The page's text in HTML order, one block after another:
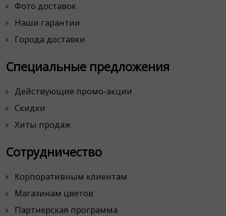
Фото доставок
Наши гарантии
Города доставки
Специальные предложения
Действующие промо-акции
Скидки
Хиты продаж
Сотрудничество
Корпоративным клиентам
Магазинам цветов
Партнерская программа